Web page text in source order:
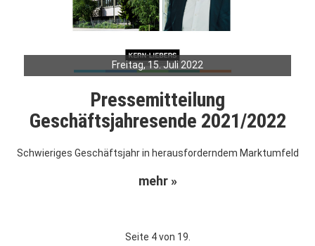
Freitag, 15. Juli 2022
Pressemitteilung
Geschäftsjahresende 2021/2022
Schwieriges Geschäftsjahr in herausforderndem Marktumfeld
mehr »
Seite 4 von 19.